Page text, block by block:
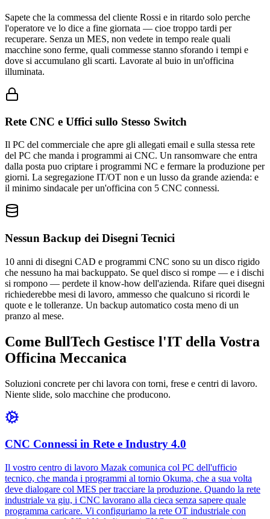
Sapete che la commessa del cliente Rossi e in ritardo solo perche
l'operatore ve lo dice a fine giornata — cioe troppo tardi per
recuperare. Senza un MES, non vedete in tempo reale quali
macchine sono ferme, quali commesse stanno sforando i tempi e
dove si accumulano gli scarti. Lavorate al buio in un'officina
illuminata.
Rete CNC e Uffici sullo Stesso Switch
Il PC del commerciale che apre gli allegati email e sulla stessa rete
del PC che manda i programmi ai CNC. Un ransomware che entra
dalla posta puo criptare i programmi NC e fermare la produzione per
giorni. La segregazione IT/OT non e un lusso da grande azienda: e
il minimo sindacale per un'officina con 5 CNC connessi.
Nessun Backup dei Disegni Tecnici
10 anni di disegni CAD e programmi CNC sono su un disco rigido
che nessuno ha mai backuppato. Se quel disco si rompe — e i dischi
si rompono — perdete il know-how dell'azienda. Rifare quei disegni
richiederebbe mesi di lavoro, ammesso che qualcuno si ricordi le
quote e le tolleranze. Un backup automatico costa meno di un
pranzo al mese.
Come BullTech Gestisce l'IT della Vostra
Officina Meccanica
Soluzioni concrete per chi lavora con torni, frese e centri di lavoro.
Niente slide, solo macchine che producono.
CNC Connessi in Rete e Industry 4.0
Il vostro centro di lavoro Mazak comunica col PC dell'ufficio
tecnico, che manda i programmi al tornio Okuma, che a sua volta
deve dialogare col MES per tracciare la produzione. Quando la rete
industriale va giu, i CNC lavorano alla cieca senza sapere quale
programma caricare. Vi configuriamo la rete OT industriale con